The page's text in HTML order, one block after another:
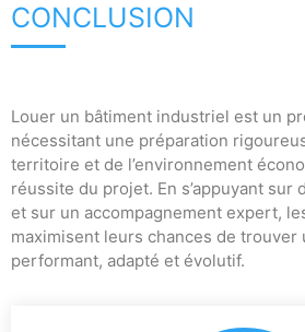
CONCLUSION
Louer un bâtiment industriel est un
nécessitant une préparation
territoire et de l’environnement
réussite du projet. En s’appuyant sur
et sur un accompagnement expert,
maximisent leurs chances de trouver
performant, adapté et évolutif.